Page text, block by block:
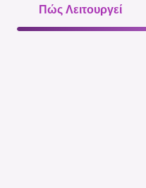
Πώς Λειτουργεί